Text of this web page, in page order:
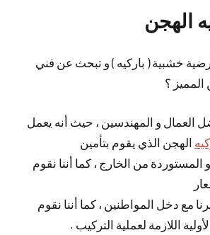
الهجن
خشبية ( باركيه ) و تبحث عن فني
المميز ؟
العمال و المهندسين ، حيث أنه يعمل
الهجن الذي يقوم بتأمين
و المستوردة من الخارج ، كما أننا نقوم
مع دخل المواطنين ، كما أننا نقوم
اللازمة لعملية التركيب .